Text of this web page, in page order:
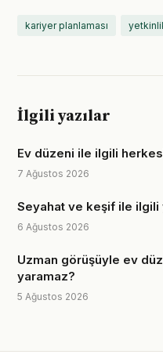
kariyer planlaması
İlgili yazılar
Ev düzeni ile ilgili
7 Ağustos 2026
Seyahat ve keşif ile ilgili
6 Ağustos 2026
Uzman görüşüyle ev
yaramaz?
5 Ağustos 2026